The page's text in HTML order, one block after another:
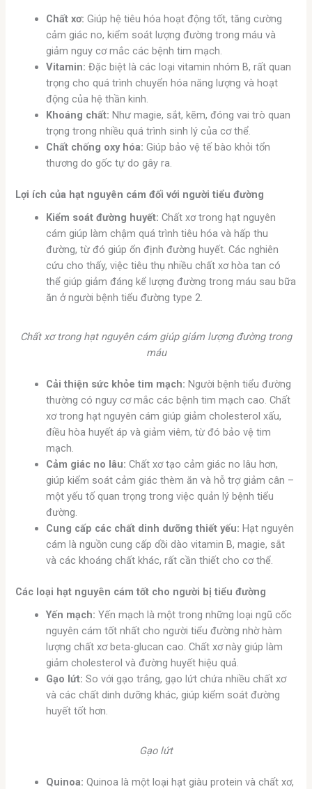
Chất xơ: Giúp hệ tiêu hóa hoạt động tốt, tăng cường
cảm giác no, kiểm soát lượng đường trong máu và
giảm nguy cơ mắc các bệnh tim mạch.
Vitamin: Đặc biệt là các loại vitamin nhóm B, rất quan
trọng cho quá trình chuyển hóa năng lượng và hoạt
động của hệ thần kinh.
Khoáng chất: Như magie, sắt, kẽm, đóng vai trò quan
trọng trong nhiều quá trình sinh lý của cơ thể.
Chất chống oxy hóa: Giúp bảo vệ tế bào khỏi tổn
thương do gốc tự do gây ra.
Lợi ích của hạt nguyên cám đối với người tiểu đường
Kiểm soát đường huyết: Chất xơ trong hạt nguyên
cám giúp làm chậm quá trình tiêu hóa và hấp thu
đường, từ đó giúp ổn định đường huyết. Các nghiên
cứu cho thấy, việc tiêu thụ nhiều chất xơ hòa tan có
thể giúp giảm đáng kể lượng đường trong máu sau bữa
ăn ở người bệnh tiểu đường type 2.
Chất xơ trong hạt nguyên cám giúp giảm lượng đường trong
máu
Cải thiện sức khỏe tim mạch: Người bệnh tiểu đường
thường có nguy cơ mắc các bệnh tim mạch cao. Chất
xơ trong hạt nguyên cám giúp giảm cholesterol xấu,
điều hòa huyết áp và giảm viêm, từ đó bảo vệ tim
mạch.
Cảm giác no lâu: Chất xơ tạo cảm giác no lâu hơn,
giúp kiểm soát cảm giác thèm ăn và hỗ trợ giảm cân –
một yếu tố quan trọng trong việc quản lý bệnh tiểu
đường.
Cung cấp các chất dinh dưỡng thiết yếu: Hạt nguyên
cám là nguồn cung cấp dồi dào vitamin B, magie, sắt
và các khoáng chất khác, rất cần thiết cho cơ thể.
Các loại hạt nguyên cám tốt cho người bị tiểu đường
Yến mạch:Yến mạch là một trong những loại ngũ cốc
nguyên cám tốt nhất cho người tiểu đường nhờ hàm
lượng chất xơ beta-glucan cao. Chất xơ này giúp làm
giảm cholesterol và đường huyết hiệu quả.
Gạo lứt: So với gạo trắng, gạo lứt chứa nhiều chất xơ
và các chất dinh dưỡng khác, giúp kiểm soát đường
huyết tốt hơn.
Gạo lứt
Quinoa: Quinoa là một loại hạt giàu protein và chất xơ,